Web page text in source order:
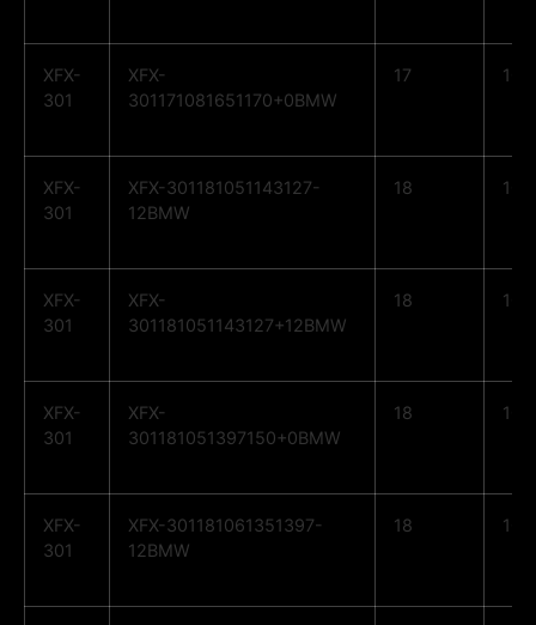
XFX-
301
XFX-
301171081651170+0BMW
17 10
XFX-
301
XFX-301181051143127-
12BMW
18 10
XFX-
301
XFX-
301181051143127+12BMW
18 10
XFX-
301
XFX-
301181051397150+0BMW
18 10
XFX-
301
XFX-301181061351397-
12BMW
18 10